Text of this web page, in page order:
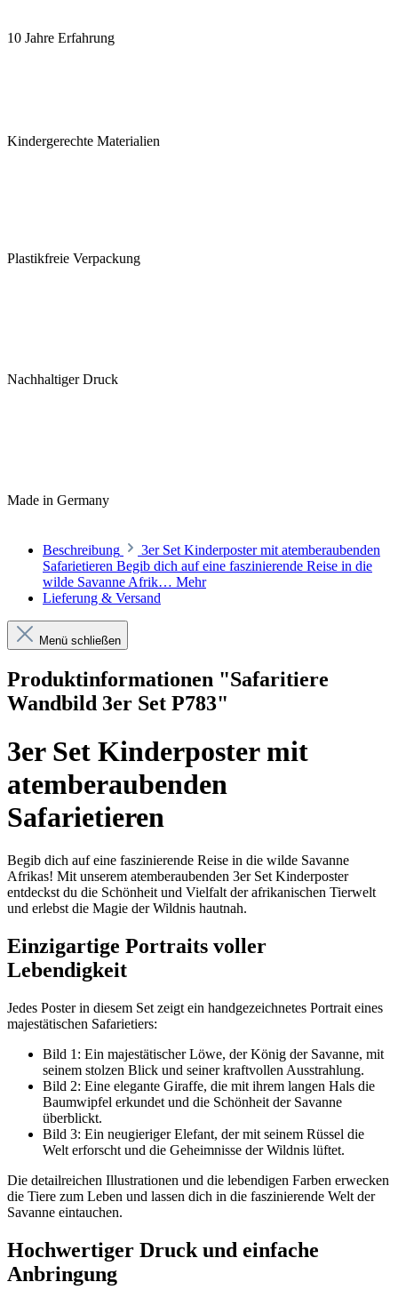
10 Jahre Erfahrung
Kindergerechte Materialien
Plastikfreie Verpackung
Nachhaltiger Druck
Made in Germany
Beschreibung
3er Set Kinderposter mit atemberaubenden
Safarietieren Begib dich auf eine faszinierende Reise in die
wilde Savanne Afrik… Mehr
Lieferung & Versand
Menü schließen
Produktinformationen "Safaritiere
Wandbild 3er Set P783"
3er Set Kinderposter mit
atemberaubenden
Safarietieren
Begib dich auf eine faszinierende Reise in die wilde Savanne
Afrikas! Mit unserem atemberaubenden 3er Set Kinderposter
entdeckst du die Schönheit und Vielfalt der afrikanischen Tierwelt
und erlebst die Magie der Wildnis hautnah.
Einzigartige Portraits voller
Lebendigkeit
Jedes Poster in diesem Set zeigt ein handgezeichnetes Portrait eines
majestätischen Safarietiers:
Bild 1: Ein majestätischer Löwe, der König der Savanne, mit
seinem stolzen Blick und seiner kraftvollen Ausstrahlung.
Bild 2: Eine elegante Giraffe, die mit ihrem langen Hals die
Baumwipfel erkundet und die Schönheit der Savanne
überblickt.
Bild 3: Ein neugieriger Elefant, der mit seinem Rüssel die
Welt erforscht und die Geheimnisse der Wildnis lüftet.
Die detailreichen Illustrationen und die lebendigen Farben erwecken
die Tiere zum Leben und lassen dich in die faszinierende Welt der
Savanne eintauchen.
Hochwertiger Druck und einfache
Anbringung